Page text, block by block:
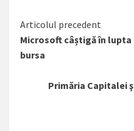
Citește
mai
mult
Articolul precedent
Microsoft câștigă în lupta
bursa
Primăria Capitalei